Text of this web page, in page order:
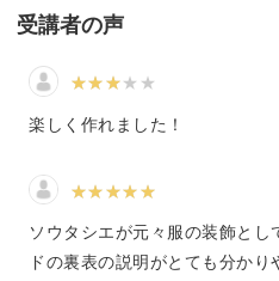
しょう。
お伝えします。
今回ご紹介するソウタシエコ
受講者の声
楽しく作れました！
ソウタシエが元々服の装飾と
ドの裏表の説明がとても分か